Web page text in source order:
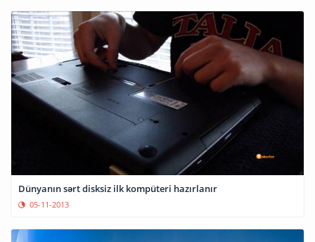
Dünyanın sərt disksiz ilk kompüteri hazırlanır
05-11-2013